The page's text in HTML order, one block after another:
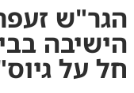
הגר"ש
הישיבה
חל על